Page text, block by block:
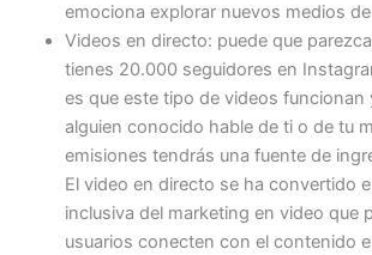
emociona explorar nuevos medios
Videos en directo: puede que
tienes 20.000 seguidores en
es que este tipo de videos funcionan
alguien conocido hable de ti o de tu
emisiones tendrás una fuente de
El video en directo se ha convertido
inclusiva del marketing en video que
usuarios conecten con el contenido